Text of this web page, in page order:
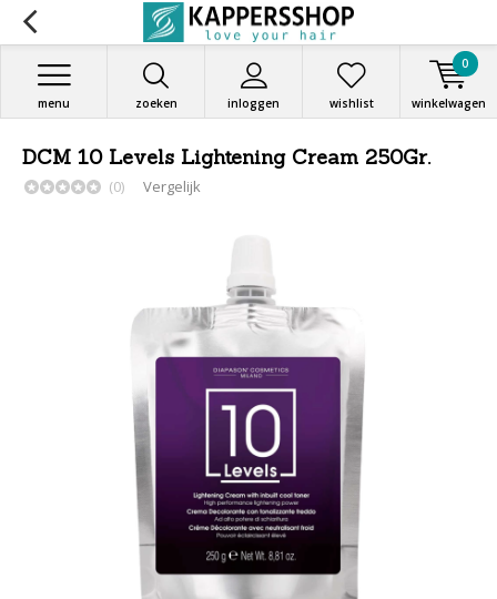
zoeken inloggen
menu wishlist winkelwagen
0
DCM 10 Levels Lightening Cream 250Gr.
(0) Vergelijk